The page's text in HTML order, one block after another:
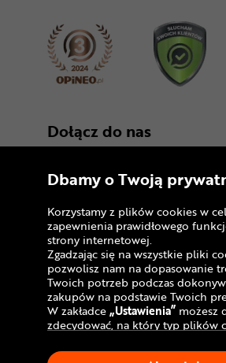
Dołącz do nas
Copyright © 2005 - 2026
Polityka prywatności i zasady
serwisu
Informacja o plikach cookies
Mapa witryny
Dbamy o Twoją
Korzystamy z plików cookies w
zapewnienia prawidłowego
strony internetowej.
Zgadzając się na wszystkie pliki
pozwolisz nam na dopasowanie
Twoich potrzeb podczas
zakupów na podstawie Twoich
W zakładce„Ustawienia” możesz
zdecydować, na który typ plików
Klikając„Akceptuję”, wyrażasz